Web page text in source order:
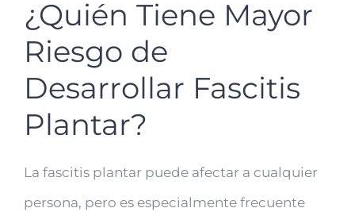
¿Quién Tiene Mayor
Riesgo de
Desarrollar Fascitis
Plantar?
La fascitis plantar puede afectar a cualquier
persona, pero es especialmente frecuente